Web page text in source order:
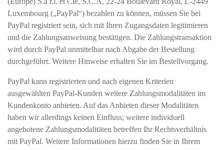
Luxembourg („PayPal“) bezahlen zu können, müssen Sie bei
PayPal registriert sein, sich mit Ihren Zugangsdaten legitimieren
und die Zahlungsanweisung bestätigen. Die Zahlungstransaktion
wird durch PayPal unmittelbar nach Abgabe der Bestellung
durchgeführt. Weitere Hinweise erhalten Sie im Bestellvorgang.
PayPal kann registrierten und nach eigenen Kriterien
ausgewählten PayPal-Kunden weitere Zahlungsmodalitäten im
Kundenkonto anbieten. Auf das Anbieten dieser Modalitäten
haben wir allerdings keinen Einfluss; weitere individuell
angebotene Zahlungsmodalitäten betreffen Ihr Rechtsverhältnis
mit PayPal. Weitere Informationen hierzu finden Sie in Ihrem